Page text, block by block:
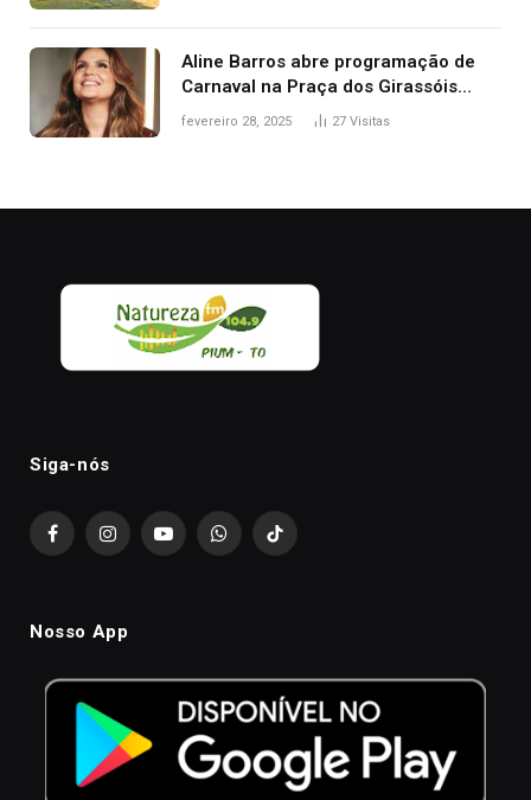
Aline Barros abre programação de
Carnaval na Praça dos Girassóis
nesta sexta-feira, em Palmas
fevereiro 28, 2025 27 Visitas
Siga-nós
FacebookInstagramYouTubeWhatsAppTikTok
Nosso App